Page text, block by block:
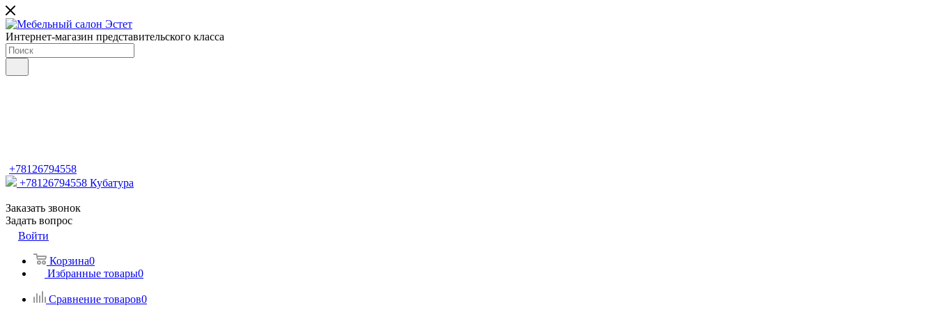
Интернет-магазин представительского класса
+78126794558
+78126794558 Кубатура
Заказать звонок
Задать вопрос
Войти
Корзина0
Избранные товары0
Сравнение товаров0